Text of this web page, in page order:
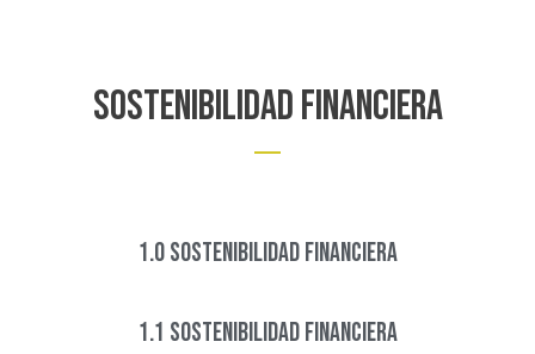
Sostenibilidad financiera
1.0 Sostenibilidad financiera
1.1 Sostenibilidad financiera